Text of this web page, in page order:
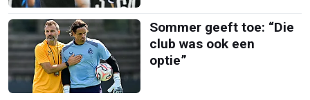
Sommer geeft toe: “Die
club was ook een
optie”